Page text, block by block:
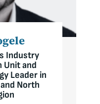
Industry
Unit and
Leader in
North